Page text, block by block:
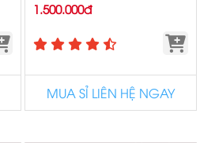
1.500.000đ
MUA SỈ LIÊN HỆ NGAY